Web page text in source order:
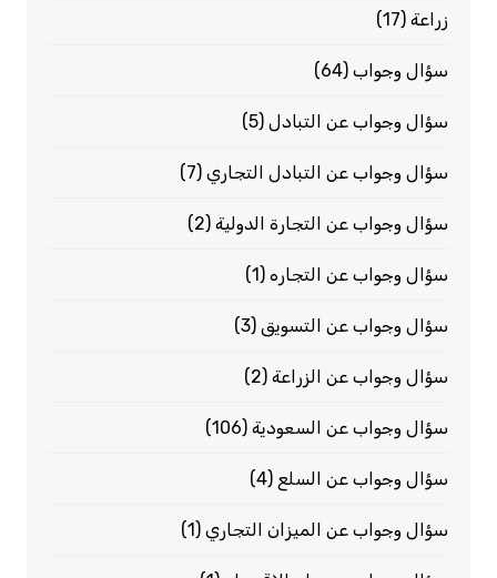
زراعة(17)
سؤال وجواب(64)
سؤال وجواب عن التبادل(5)
سؤال وجواب عن التبادل التجاري(7)
سؤال وجواب عن التجارة الدولية(2)
سؤال وجواب عن التجاره(1)
سؤال وجواب عن التسويق(3)
سؤال وجواب عن الزراعة(2)
سؤال وجواب عن السعودية(106)
سؤال وجواب عن السلع (4)
سؤال وجواب عن الميزان التجاري(1)